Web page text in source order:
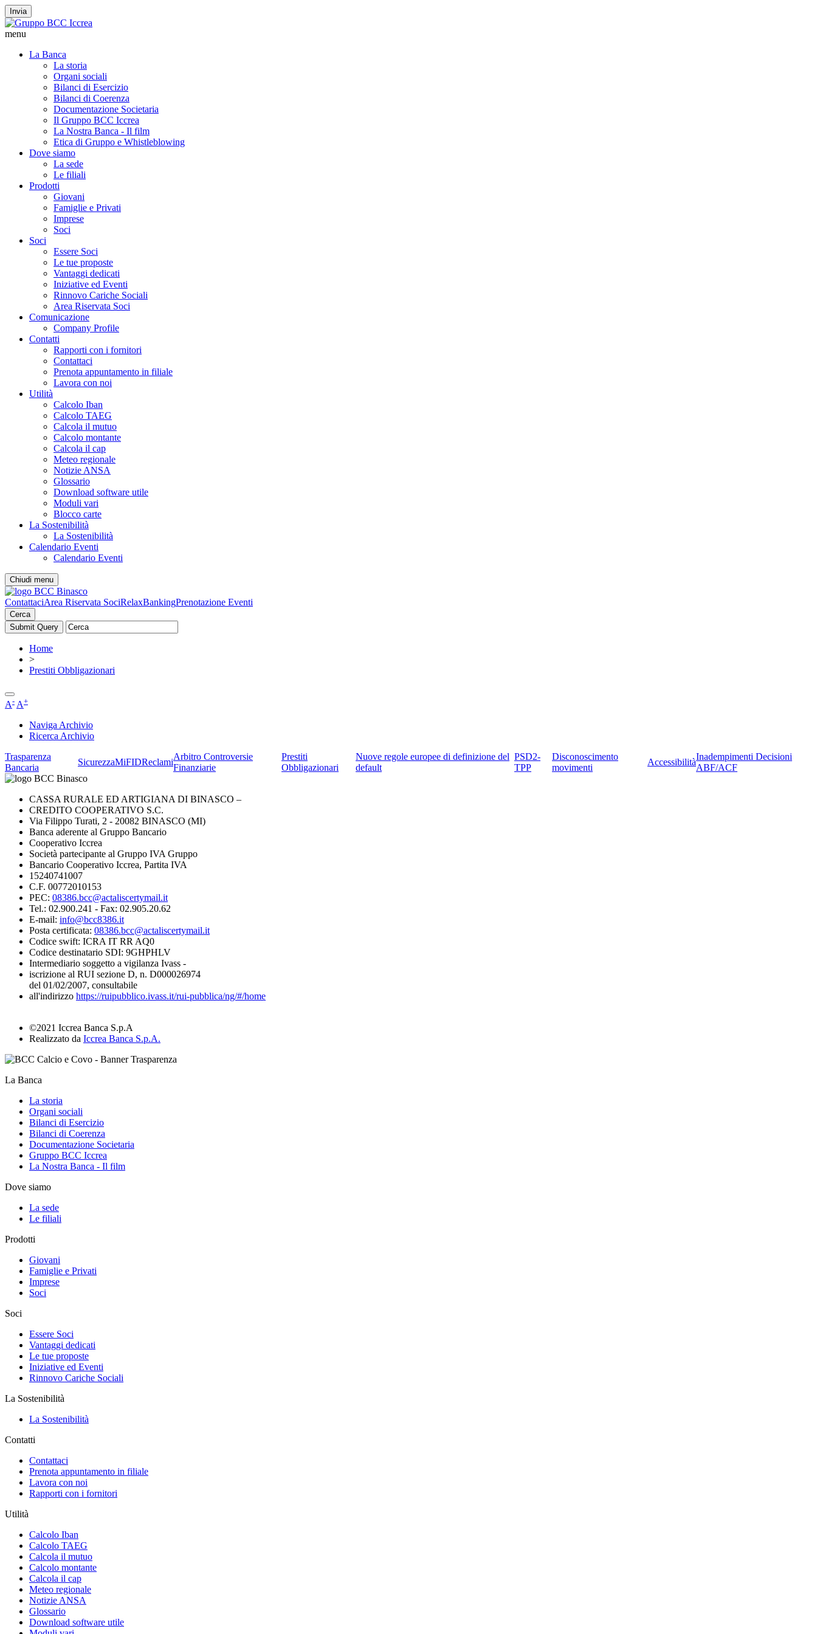
Invia
menu
La Banca
La storia
Organi sociali
Bilanci di Esercizio
Bilanci di Coerenza
Documentazione Societaria
Il Gruppo BCC Iccrea
La Nostra Banca - Il film
Etica di Gruppo e Whistleblowing
Dove siamo
La sede
Le filiali
Prodotti
Giovani
Famiglie e Privati
Imprese
Soci
Soci
Essere Soci
Le tue proposte
Vantaggi dedicati
Iniziative ed Eventi
Rinnovo Cariche Sociali
Area Riservata Soci
Comunicazione
Company Profile
Contatti
Rapporti con i fornitori
Contattaci
Prenota appuntamento in filiale
Lavora con noi
Utilità
Calcolo Iban
Calcolo TAEG
Calcola il mutuo
Calcolo montante
Calcola il cap
Meteo regionale
Notizie ANSA
Glossario
Download software utile
Moduli vari
Blocco carte
La Sostenibilità
La Sostenibilità
Calendario Eventi
Calendario Eventi
Chiudi menu
ContattaciArea Riservata SociRelaxBankingPrenotazione Eventi
Cerca
Home
>
Prestiti Obbligazionari
A- A+
Naviga Archivio
Ricerca Archivio
Trasparenza
Bancaria
SicurezzaMiFIDReclami
Arbitro Controversie
Finanziarie
Prestiti
Obbligazionari
Nuove regole europee di definizione del
default
PSD2-
TPP
Disconoscimento
movimenti
Accessibilità
Inadempimenti Decisioni
ABF/ACF
CASSA RURALE ED ARTIGIANA DI BINASCO –
CREDITO COOPERATIVO S.C.
Via Filippo Turati, 2 - 20082 BINASCO (MI)
Banca aderente al Gruppo Bancario
Cooperativo Iccrea
Società partecipante al Gruppo IVA Gruppo
Bancario Cooperativo Iccrea, Partita IVA
15240741007
C.F. 00772010153
PEC: 08386.bcc@actaliscertymail.it
Tel.: 02.900.241 - Fax: 02.905.20.62
E-mail: info@bcc8386.it
Posta certificata: 08386.bcc@actaliscertymail.it
Codice swift: ICRA IT RR AQ0
Codice destinatario SDI: 9GHPHLV
Intermediario soggetto a vigilanza Ivass -
iscrizione al RUI sezione D, n. D000026974
del 01/02/2007, consultabile
all'indirizzo https://ruipubblico.ivass.it/rui-pubblica/ng/#/home
©2021 Iccrea Banca S.p.A
Realizzato da Iccrea Banca S.p.A.
La Banca
La storia
Organi sociali
Bilanci di Esercizio
Bilanci di Coerenza
Documentazione Societaria
Gruppo BCC Iccrea
La Nostra Banca - Il film
Dove siamo
La sede
Le filiali
Prodotti
Giovani
Famiglie e Privati
Imprese
Soci
Soci
Essere Soci
Vantaggi dedicati
Le tue proposte
Iniziative ed Eventi
Rinnovo Cariche Sociali
La Sostenibilità
La Sostenibilità
Contatti
Contattaci
Prenota appuntamento in filiale
Lavora con noi
Rapporti con i fornitori
Utilità
Calcolo Iban
Calcolo TAEG
Calcola il mutuo
Calcolo montante
Calcola il cap
Meteo regionale
Notizie ANSA
Glossario
Download software utile